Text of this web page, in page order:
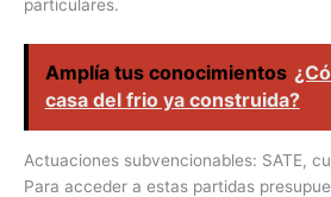
particulares.
Amplía tus conocimientos
casa del frio ya construida?
Actuaciones subvencionables: SATE,
Para acceder a estas partidas